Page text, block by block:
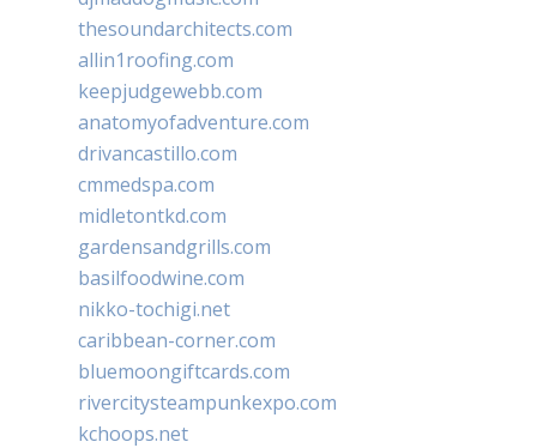
thesoundarchitects.com
allin1roofing.com
keepjudgewebb.com
anatomyofadventure.com
drivancastillo.com
cmmedspa.com
midletontkd.com
gardensandgrills.com
basilfoodwine.com
nikko-tochigi.net
caribbean-corner.com
bluemoongiftcards.com
rivercitysteampunkexpo.com
kchoops.net